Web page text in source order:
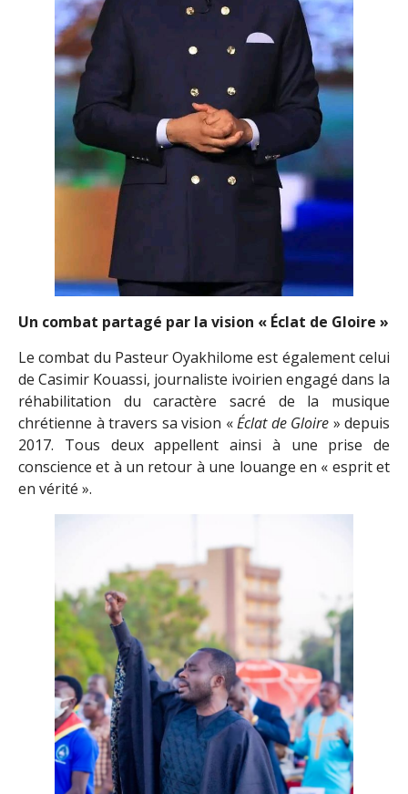
Un combat partagé par la vision « Éclat de Gloire »
Le combat du Pasteur Oyakhilome est également celui
de Casimir Kouassi, journaliste ivoirien engagé dans la
réhabilitation du caractère sacré de la musique
chrétienne à travers sa vision «Éclat de Gloire » depuis
2017. Tous deux appellent ainsi à une prise de
conscience et à un retour à une louange en « esprit et
en vérité ».